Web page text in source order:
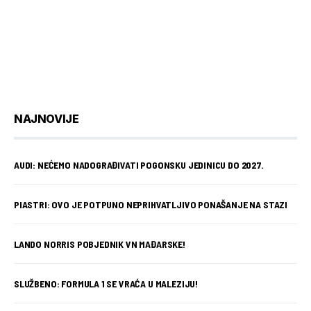
NAJNOVIJE
AUDI: NEĆEMO NADOGRAĐIVATI POGONSKU JEDINICU DO 2027.
PIASTRI: OVO JE POTPUNO NEPRIHVATLJIVO PONAŠANJE NA STAZI
LANDO NORRIS POBJEDNIK VN MAĐARSKE!
SLUŽBENO: FORMULA 1 SE VRAĆA U MALEZIJU!